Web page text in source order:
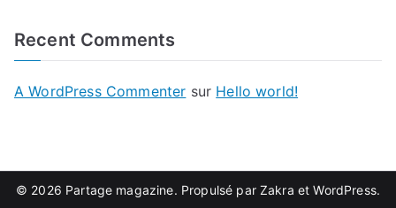
Recent Comments
A WordPress Commenter sur Hello world!
© 2026 Partage magazine. Propulsé par Zakra etWordPress.